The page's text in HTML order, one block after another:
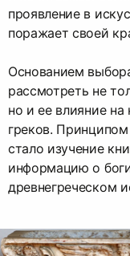
проявление в
поражает своей
Основанием
рассмотреть не
но и ее влияние на
греков.
стало изучение
информацию о
древнегреческом